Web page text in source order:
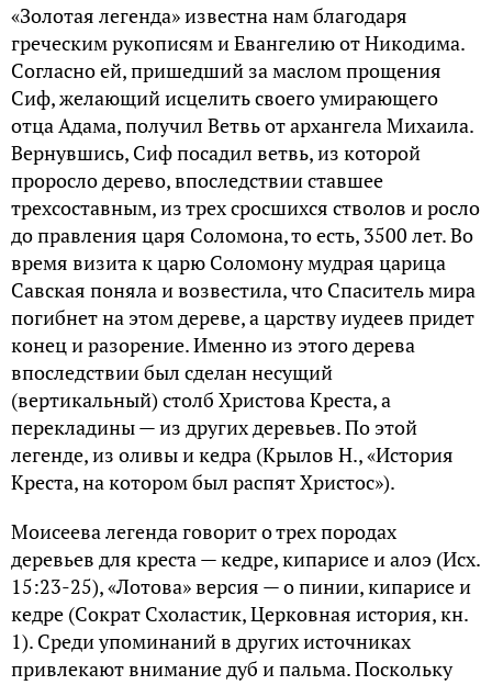
«Золотая легенда» известна нам благодаря
греческим рукописям и Евангелию от Никодима.
Согласно ей, пришедший за маслом прощения
Сиф, желающий исцелить своего умирающего
отца Адама, получил Ветвь от архангела Михаила.
Вернувшись, Сиф посадил ветвь, из которой
проросло дерево, впоследствии ставшее
трехсоставным, из трех сросшихся стволов и росло
до правления царя Соломона, то есть, 3500 лет. Во
время визита к царю Соломону мудрая царица
Савская поняла и возвестила, что Спаситель мира
погибнет на этом дереве, а царству иудеев придет
конец и разорение. Именно из этого дерева
впоследствии был сделан несущий
(вертикальный) столб Христова Креста, а
перекладины — из других деревьев. По этой
легенде, из оливы и кедра (Крылов Н., «История
Креста, на котором был распят Христос»).
Моисеева легенда говорит о трех породах
деревьев для креста — кедре, кипарисе и алоэ (Исх.
15:23-25), «Лотова» версия — о пинии, кипарисе и
кедре (Сократ Схоластик, Церковная история, кн.
1). Среди упоминаний в других источниках
привлекают внимание дуб и пальма. Поскольку